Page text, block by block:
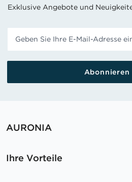
Exklusive Angebote und
Abonnieren
AURONIA
Ihre Vorteile